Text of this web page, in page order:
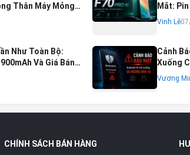
Thân Máy Mỏng
Mắt:
Mềm 6
Vinh Lê
Như Toàn Bộ:
Và Giá Bán
Cảnh
Xuống
Mất Tài
Vương
CHÍNH SÁCH BÁN HÀNG